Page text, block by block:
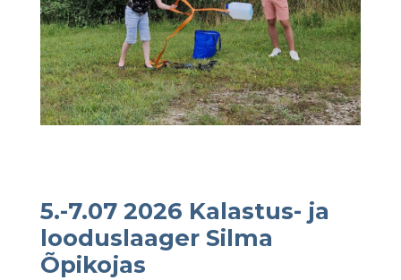
5.-7.07 2026 Kalastus- ja
looduslaager Silma
Õpikojas